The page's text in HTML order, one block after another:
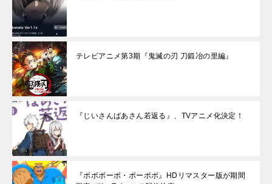
テレビアニメ第3期『鬼滅の刃 刀鍛冶の里編』
『じいさんばあさん若返る』、TVアニメ化決定！
『ボボボーボ・ボーボボ』HDリマスター版が期間